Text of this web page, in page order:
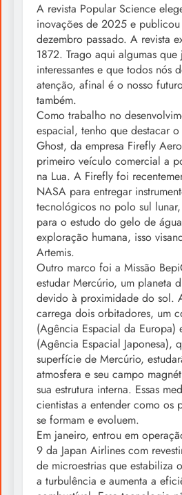
A revista Popular Science
inovações de 2025 e
dezembro passado. A revista
1872. Trago aqui algumas
interessantes e que todos nós
atenção, afinal é o nosso
também.
Como trabalho no
espacial, tenho que destacar
Ghost, da empresa Firefly
primeiro veículo comercial a
na Lua. A Firefly foi
NASA para entregar
tecnológicos no polo sul
para o estudo do gelo de
exploração humana, isso
Artemis.
Outro marco foi a Missão
estudar Mercúrio, um planeta
devido à proximidade do sol.
carrega dois orbitadores, um
(Agência Espacial da Europa)
(Agência Espacial Japonesa),
superfície de Mercúrio,
atmosfera e seu campo
sua estrutura interna. Essas
cientistas a entender como os
se formam e evoluem.
Em janeiro, entrou em
9 da Japan Airlines com
de microestrias que estabiliza
a turbulência e aumenta a